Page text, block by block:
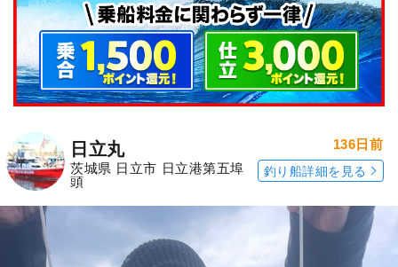
日立丸
茨城県 日立市 日立港第五埠
頭
136日前
釣り船詳細を見る